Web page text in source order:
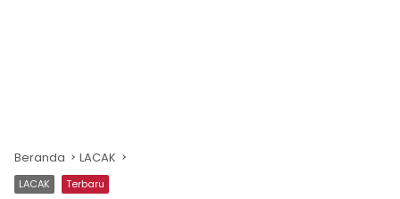
Beranda LACAK
LACAK Terbaru